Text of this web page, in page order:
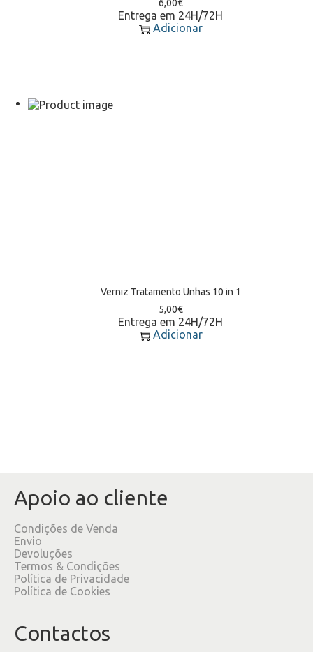
6,00€
Entrega em 24H/72H
Adicionar
Verniz Tratamento Unhas 10 in 1
5,00€
Entrega em 24H/72H
Adicionar
Apoio ao cliente
Condições de Venda
Envio
Devoluções
Termos & Condições
Política de Privacidade
Política de Cookies
Contactos